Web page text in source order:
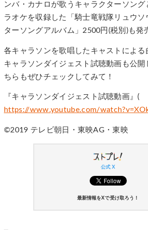
ンバ・カナロが歌うキャラクターソング
ラオケを収録した「騎士竜戦隊リュウソ
ターソングアルバム」2500円(税別)も発
各キャラソンを歌唱したキャストによる
キャラソンダイジェスト試聴動画も公開
ちらもぜひチェックしてみて！
『キャラソンダイジェスト試聴動画』(
https://www.youtube.com/
©2019 テレビ朝日・東映AG・東映
公式 X
最新情報をXで受け取ろう！